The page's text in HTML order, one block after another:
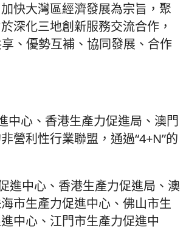
快大灣區經濟發展為宗旨，聚
深化三地創新服務交流合作，
、優勢互補、協同發展、合作
中心、香港生產力促進局、澳門
營利性行業聯盟，通過“4+N”的
進中心、香港生產力促進局、澳
市生產力促進中心、佛山市生
中心、江門市生產力促進中